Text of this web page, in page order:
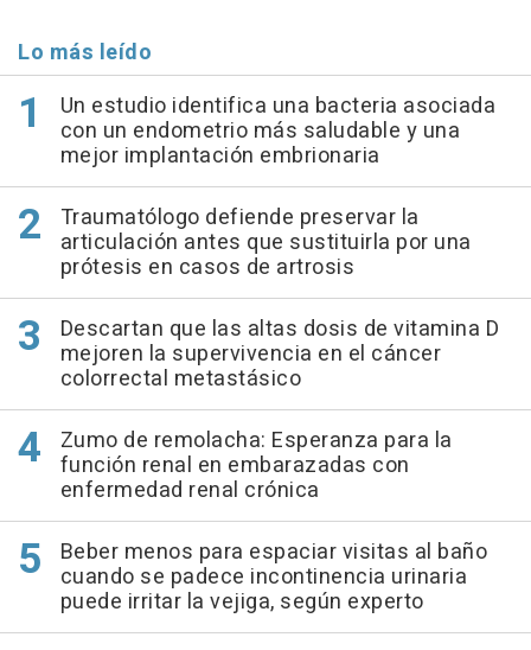
Lo más leído
Un estudio identifica una bacteria asociada
con un endometrio más saludable y una
mejor implantación embrionaria
Traumatólogo defiende preservar la
articulación antes que sustituirla por una
prótesis en casos de artrosis
Descartan que las altas dosis de vitamina D
mejoren la supervivencia en el cáncer
colorrectal metastásico
Zumo de remolacha: Esperanza para la
función renal en embarazadas con
enfermedad renal crónica
Beber menos para espaciar visitas al baño
cuando se padece incontinencia urinaria
puede irritar la vejiga, según experto